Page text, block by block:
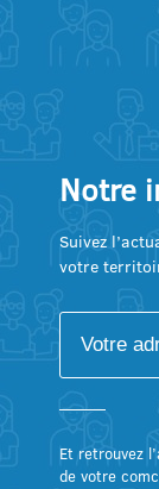
Notre
Suivez
votre
Et retrouvez
de votre